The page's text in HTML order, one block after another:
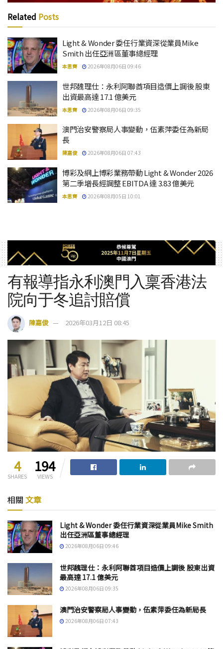
Related Posts
Light & Wonder 委任行業資深從業員Mike
Smith 出任亞洲區董事總經理
本思齊 2026年08月06日 09:46
世邦魏理仕：永利阿聯酋項目造價上調後 股東
出資最高達 17.1 億美元
本思齊 2026年08月06日 09:35
澳門治安警察局人事變動，伍素萍委任為新局
長
陳嘉俊 2026年08月06日 07:43
博彩及網上博彩業務帶動 Light & Wonder 2026
第二季增長經調整 EBITDA 達 3.83 億美元
本思齊 2026年08月05日 10:01
有報導指永利澳門入稟香港法
院向于冬追討賠償
陳嘉俊 2026年03月12日 08:45
4
SHARES
194
VIEWS
相關 文章
Light & Wonder 委任行業資深從業員Mike Smith
出任亞洲區董事總經理
2026年08月06日 09:46
世邦魏理仕：永利阿聯酋項目造價上調後 股東出資
最高達 17.1 億美元
2026年08月06日 09:35
澳門治安警察局人事變動，伍素萍委任為新局長
2026年08月06日 07:43